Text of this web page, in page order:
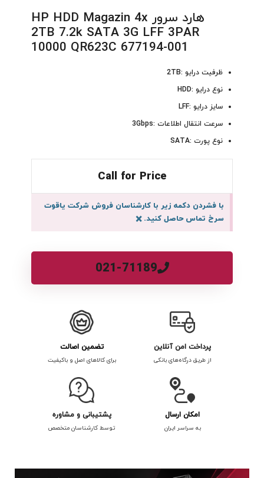
هارد سرور HP HDD Magazin 4x
2TB 7.2k SATA 3G LFF 3PAR
10000 QR623C 677194-001
ظرفیت درایو :2TB
نوع درایو :HDD
سایز درایو :LFF
سرعت انتقال اطلاعات :3Gbps
نوع پورت :SATA
Call for Price
با فشردن دکمه زیر با کارشناسان فروش شرکت یاقوت
سرخ تماس حاصل کنید.×
021-71189
پرداخت امن آنلاین
از طریق درگاه‌های بانکی
تضمین اصالت
برای کالاهای اصل و باکیفیت
امکان ارسال
به سراسر ایران
پشتیبانی و مشاوره
توسط کارشناسان متخصص